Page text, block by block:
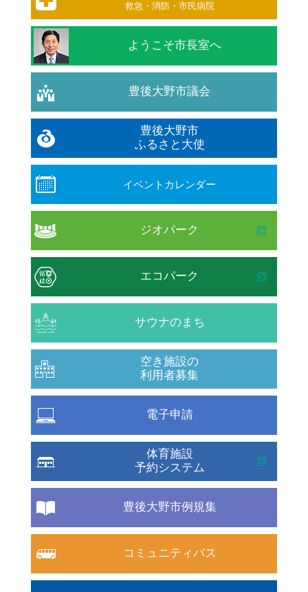
救急・消防・市民病院
ようこそ市長室へ
豊後大野市議会
豊後大野市
ふるさと大使
イベントカレンダー
ジオパーク
エコパーク
サウナのまち
空き施設の
利用者募集
電子申請
体育施設
予約システム
豊後大野市例規集
コミュニティバス